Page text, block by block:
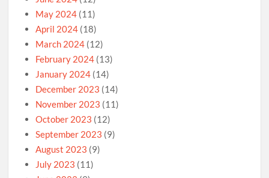
May 2024 (11)
April 2024 (18)
March 2024 (12)
February 2024 (13)
January 2024 (14)
December 2023 (14)
November 2023 (11)
October 2023 (12)
September 2023 (9)
August 2023 (9)
July 2023 (11)